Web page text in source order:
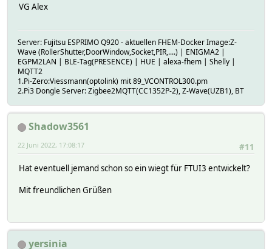
VG Alex
Server: Fujitsu ESPRIMO Q920 - aktuellen FHEM-Docker Image:Z-
Wave (RollerShutter,DoorWindow,Socket,PIR,....) | ENIGMA2 |
EGPM2LAN | BLE-Tag(PRESENCE) | HUE | alexa-fhem | Shelly |
MQTT2
1.Pi-Zero:Viessmann(optolink) mit 89_VCONTROL300.pm
2.Pi3 Dongle Server: Zigbee2MQTT(CC1352P-2), Z-Wave(UZB1), BT
Shadow3561
#11
22 Juni 2022, 17:08:17
Hat eventuell jemand schon so ein wiegt für FTUI3 entwickelt?
Mit freundlichen Grüßen
yersinia